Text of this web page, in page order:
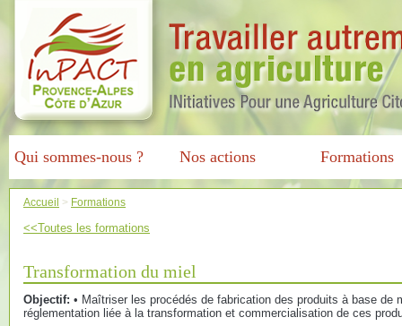
Qui sommes-nous ? Nos actions Formations
Accueil > Formations
<<Toutes les formations
Transformation du miel
Objectif: • Maîtriser les procédés de fabrication des produits à base de
réglementation liée à la transformation et commercialisation de ces